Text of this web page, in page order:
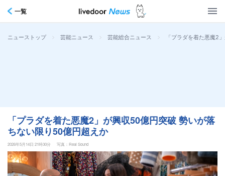
一覧
ニューストップ > 芸能ニュース > 芸能総合ニュース > 「プラダを着た悪魔2
「プラダを着た悪魔2」が興収50億円突破 勢いが落
ちない限り50億円超えか
2026年5月14日 21時30分 写真：Real Sound